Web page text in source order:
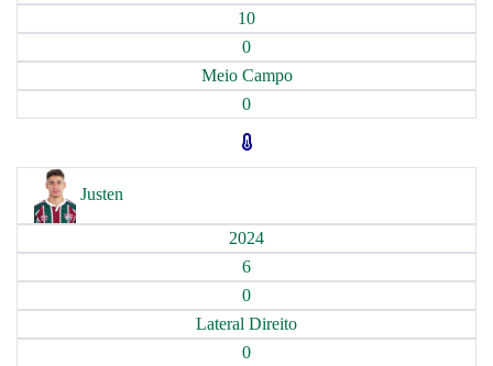
10
0
Meio Campo
0
Justen
2024
6
0
Lateral Direito
0